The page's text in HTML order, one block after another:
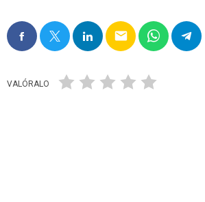
email
VALÓRALO